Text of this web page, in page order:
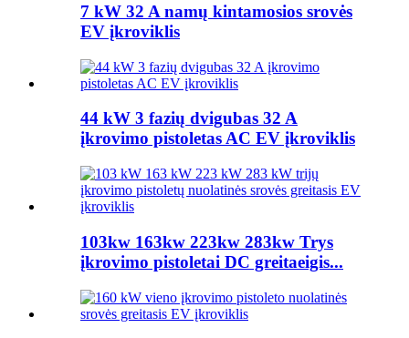
7 kW 32 A namų kintamosios srovės
EV įkroviklis
44 kW 3 fazių dvigubas 32 A
įkrovimo pistoletas AC EV įkroviklis
103kw 163kw 223kw 283kw Trys
įkrovimo pistoletai DC greitaeigis...